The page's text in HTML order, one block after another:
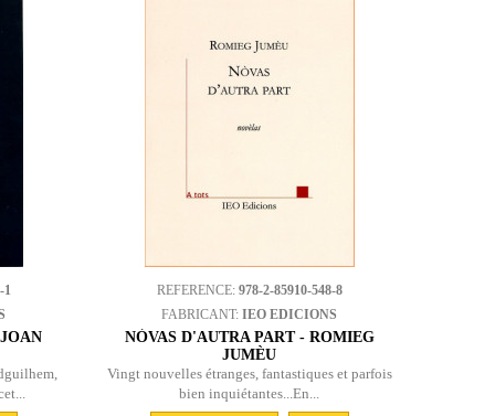
1
REFERENCE: 978-2-85910-548-8
FABRICANT:IEO EDICIONS
NÒVAS D'AUTRA PART - ROMIEG
JUMÈU
Vingt nouvelles étranges, fantastiques et parfois
bien inquiétantes...En...